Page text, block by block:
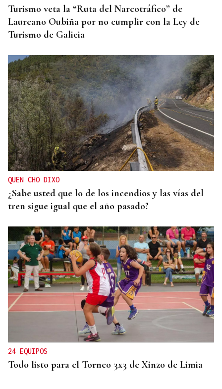
Turismo veta la “Ruta del Narcotráfico” de
Laureano Oubiña por no cumplir con la Ley de
Turismo de Galicia
QUEN CHO DIXO
¿Sabe usted que lo de los incendios y las vías del
tren sigue igual que el año pasado?
24 EQUIPOS
Todo listo para el Torneo 3x3 de Xinzo de Limia